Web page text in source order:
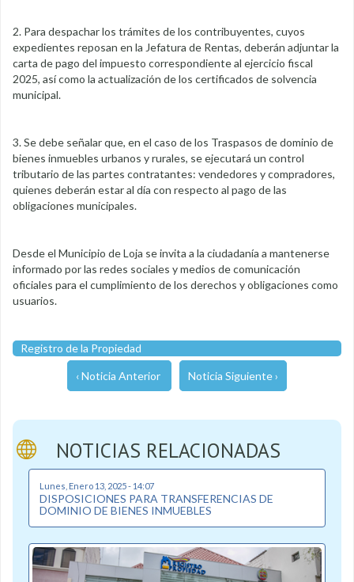
2. Para despachar los trámites de los contribuyentes, cuyos
expedientes reposan en la Jefatura de Rentas, deberán adjuntar la
carta de pago del impuesto correspondiente al ejercicio fiscal
2025, así como la actualización de los certificados de solvencia
municipal.
3. Se debe señalar que, en el caso de los Traspasos de dominio de
bienes inmuebles urbanos y rurales, se ejecutará un control
tributario de las partes contratantes: vendedores y compradores,
quienes deberán estar al día con respecto al pago de las
obligaciones municipales.
Desde el Municipio de Loja se invita a la ciudadanía a mantenerse
informado por las redes sociales y medios de comunicación
oficiales para el cumplimiento de los derechos y obligaciones como
usuarios.
Registro de la Propiedad
‹ Noticia Anterior Noticia Siguiente ›
NOTICIAS RELACIONADAS
Lunes, Enero 13, 2025 - 14:07
DISPOSICIONES PARA TRANSFERENCIAS DE
DOMINIO DE BIENES INMUEBLES